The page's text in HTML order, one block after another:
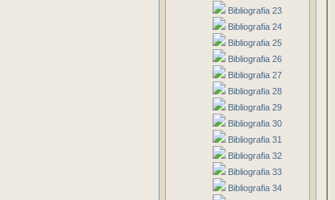
Bibliografia 23
Bibliografia 24
Bibliografia 25
Bibliografia 26
Bibliografia 27
Bibliografia 28
Bibliografia 29
Bibliografia 30
Bibliografia 31
Bibliografia 32
Bibliografia 33
Bibliografia 34